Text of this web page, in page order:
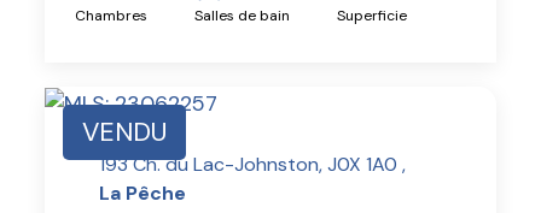
Chambres Salles de bain Superficie
VENDU
193 Ch. du Lac-Johnston, J0X 1A0 ,
La Pêche